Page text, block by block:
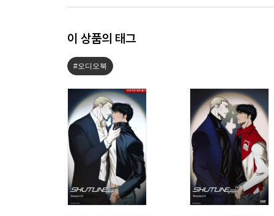
이 상품의 태그
#오디오북